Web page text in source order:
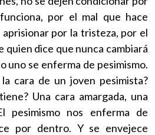
por el mal que hace
por la tristeza, por el
quien dice que nunca cambiará
uno se enferma de pesimismo.
cara de un joven pesimista?
Una cara amargada, una
pesimismo nos enferma de
por dentro. Y se envejece